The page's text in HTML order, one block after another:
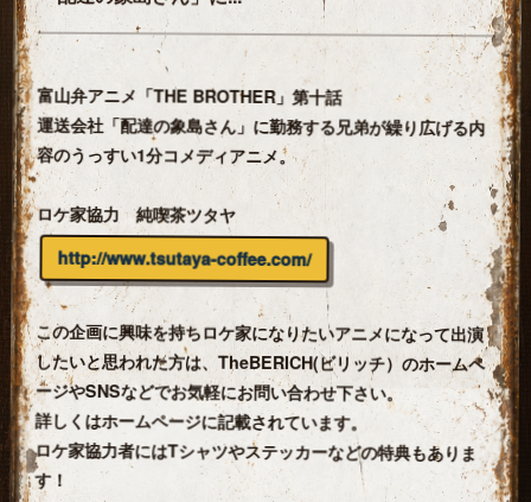
富山弁アニメ「THE BROTHER」第十話
運送会社「配達の象島さん」に勤務する兄弟が繰り広げる内
容のうっすい1分コメディアニメ。
ロケ家協力 純喫茶ツタヤ
http://www.tsutaya-coffee.com/
この企画に興味を持ちロケ家になりたいアニメになって出演
したいと思われた方は、TheBERICH(ビリッチ）のホームペ
ージやSNSなどでお気軽にお問い合わせ下さい。
詳しくはホームページに記載されています。
ロケ家協力者にはTシャツやステッカーなどの特典もありま
す！